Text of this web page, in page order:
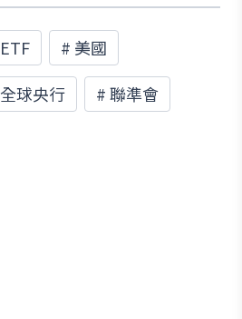
ETF # 美國
全球央行 #聯準會